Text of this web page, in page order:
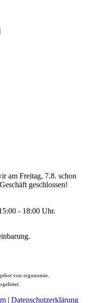
am Freitag, 7.8. schon
geschlossen!
- 18:00 Uhr.
von ergonomie.
| Datenschutzerklärung